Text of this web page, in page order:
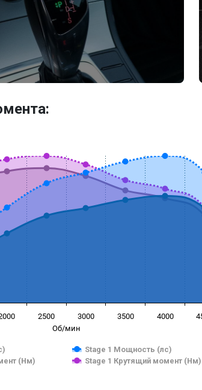
Об/мин
Stage 1 Мощность (лс)
(Нм)
Stage 1 Крутящий момент (Нм)
2500 3000 3500 4000